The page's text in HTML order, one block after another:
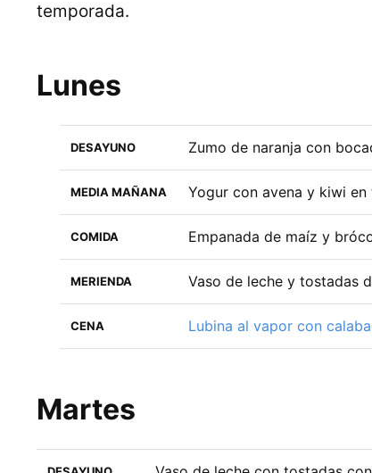
temporada.
Lunes
DESAYUNO Zumo de naranja con
MEDIA MAÑANA Yogur con avena y kiwi en
COMIDA Empanada de maíz y
MERIENDA Vaso de leche y tostadas
CENA Lubina al vapor con
Martes